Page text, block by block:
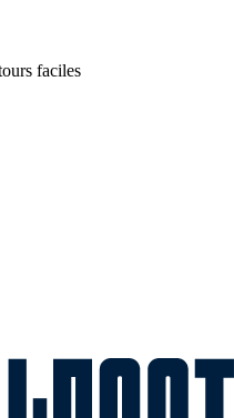
faciles